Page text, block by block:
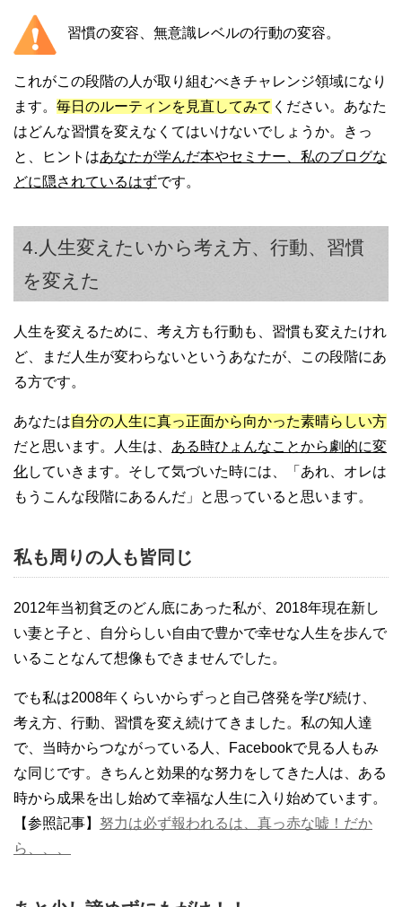
習慣の変容、無意識レベルの行動の変容。
これがこの段階の人が取り組むべきチャレンジ領域になり
ます。 毎日のルーティンを見直してみて ください。あなた
はどんな習慣を変えなくてはいけないでしょうか。きっ
と、ヒントはあなたが学んだ本やセミナー、私のブログな
どに隠されているはずです。
4.人生変えたいから考え方、行動、習慣
を変えた
人生を変えるために、考え方も行動も、習慣も変えたけれ
ど、まだ人生が変わらないというあなたが、この段階にあ
る方です。
あなたは自分の人生に真っ正面から向かった素晴らしい方
だと思います。人生は、 ある時ひょんなことから劇的に変
化していきます。そして気づいた時には、「あれ、オレは
もうこんな段階にあるんだ」と思っていると思います。
私も周りの人も皆同じ
2012年当初貧乏のどん底にあった私が、2018年現在新し
い妻と子と、自分らしい自由で豊かで幸せな人生を歩んで
いることなんて想像もできませんでした。
でも私は2008年くらいからずっと自己啓発を学び続け、
考え方、行動、習慣を変え続けてきました。私の知人達
で、当時からつながっている人、Facebookで見る人もみ
な同じです。きちんと効果的な努力をしてきた人は、ある
時から成果を出し始めて幸福な人生に入り始めています。
【参照記事】 努力は必ず報われるは、真っ赤な嘘！だか
ら、、、